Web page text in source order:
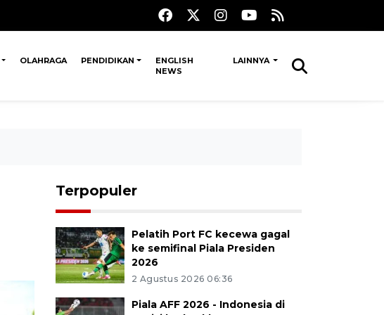
OLAHRAGA PENDIDIKAN
ENGLISH
NEWS
LAINNYA
Terpopuler
Pelatih Port FC kecewa gagal
ke semifinal Piala Presiden
2026
2 Agustus 2026 06:36
Piala AFF 2026 - Indonesia di